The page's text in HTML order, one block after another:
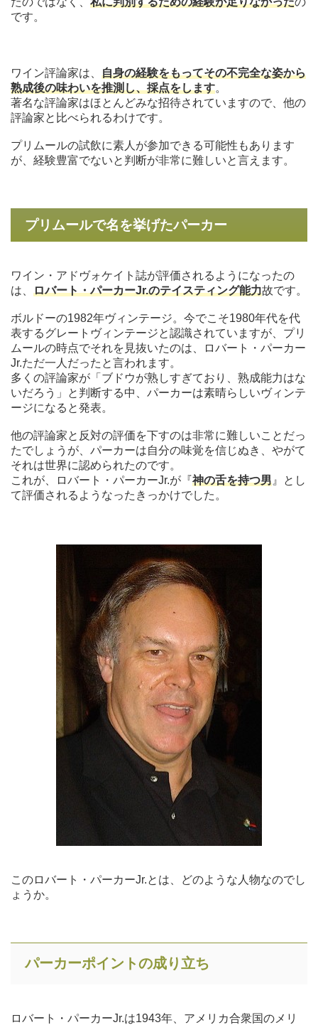
です。
ワイン評論家は、 自身の経験をもってその不完全な姿から
熟成後の味わいを推測し、採点をします。
著名な評論家はほとんどみな招待されていますので、他の
評論家と比べられるわけです。
プリムールの試飲に素人が参加できる可能性もあります
が、経験豊富でないと判断が非常に難しいと言えます。
プリムールで名を挙げたパーカー
ワイン・アドヴォケイト誌が評価されるようになったの
は、 ロバート・パーカーJr.のテイスティング能力故です。
ボルドーの1982年ヴィンテージ。今でこそ1980年代を代
表するグレートヴィンテージと認識されていますが、プリ
ムールの時点でそれを見抜いたのは、ロバート・パーカー
Jr.ただ一人だったと言われます。
多くの評論家が「ブドウが熟しすぎており、熟成能力はな
いだろう」と判断する中、パーカーは素晴らしいヴィンテ
ージになると発表。
他の評論家と反対の評価を下すのは非常に難しいことだっ
たでしょうが、パーカーは自分の味覚を信じぬき、やがて
それは世界に認められたのです。
これが、ロバート・パーカーJr.が『神の舌を持つ男 』とし
て評価されるようなったきっかけでした。
このロバート・パーカーJr.とは、どのような人物なのでし
ょうか。
パーカーポイントの成り立ち
ロバート・パーカーJr.は1943年、アメリカ合衆国のメリ